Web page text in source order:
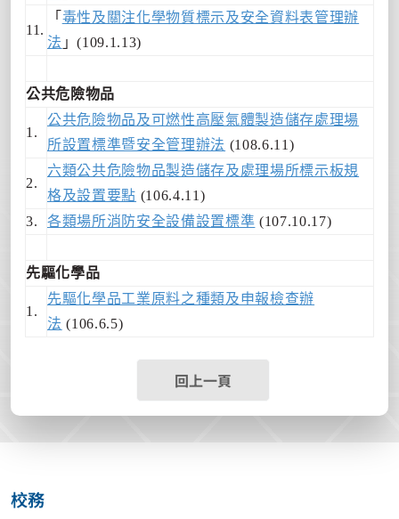
11.
「 毒性及關注化學物質標示及安全資料表管理辦
法 」(109.1.13)
公共危險物品
1.
公共危險物品及可燃性高壓氣體製造儲存處理場
所設置標準暨安全管理辦法 (108.6.11)
2.
六類公共危險物品製造儲存及處理場所標示板規
格及設置要點 (106.4.11)
3.
各類場所消防安全設備設置標準 (107.10.17)
先驅化學品
1.
先驅化學品工業原料之種類及申報檢查辦
法 (106.6.5)
回上一頁
校務